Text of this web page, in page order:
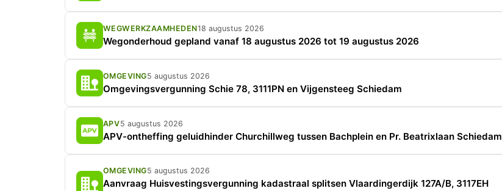
WEGWERKZAAMHEDEN18 augustus 2026
Wegonderhoud gepland vanaf 18 augustus 2026 tot 19 augustus 2026
OMGEVING5 augustus 2026
Omgevingsvergunning Schie 78, 3111PN en Vijgensteeg Schiedam
APV5 augustus 2026
APV-ontheffing geluidhinder Churchillweg tussen Bachplein en Pr. Beatrixlaan Schiedam
OMGEVING5 augustus 2026
Aanvraag Huisvestingsvergunning kadastraal splitsen Vlaardingerdijk 127A/B, 3117EH